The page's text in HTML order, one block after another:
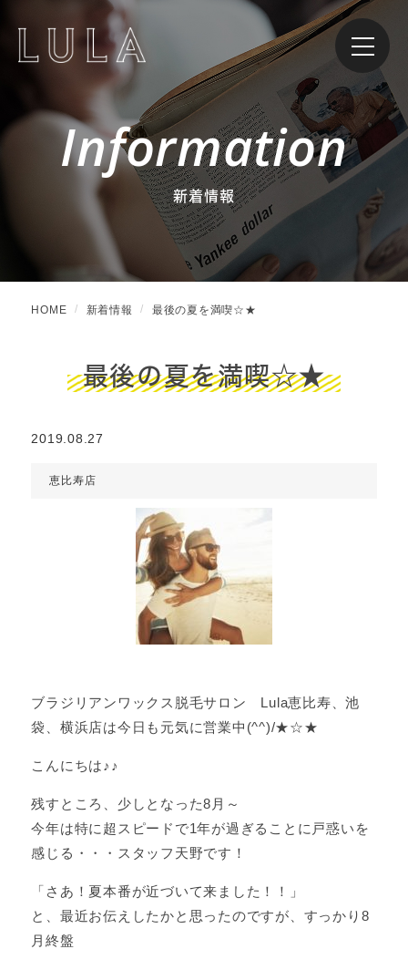
Information
新着情報
HOME 新着情報 最後の夏を満喫☆★
最後の夏を満喫☆★
2019.08.27
恵比寿店
ブラジリアンワックス脱毛サロン Lula恵比寿、池
袋、横浜店は今日も元気に営業中(^^)/★☆★
こんにちは♪♪
残すところ、少しとなった8月～
今年は特に超スピードで1年が過ぎることに戸惑いを
感じる・・・スタッフ天野です！
「さあ！夏本番が近づいて来ました！！」
と、最近お伝えしたかと思ったのですが、すっかり8
月終盤